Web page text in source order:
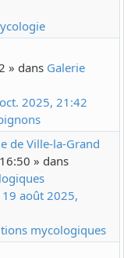
» dans Galerie
2025, 21:42
de Ville-la-Grand
» dans
19 août 2025,
mycologiques